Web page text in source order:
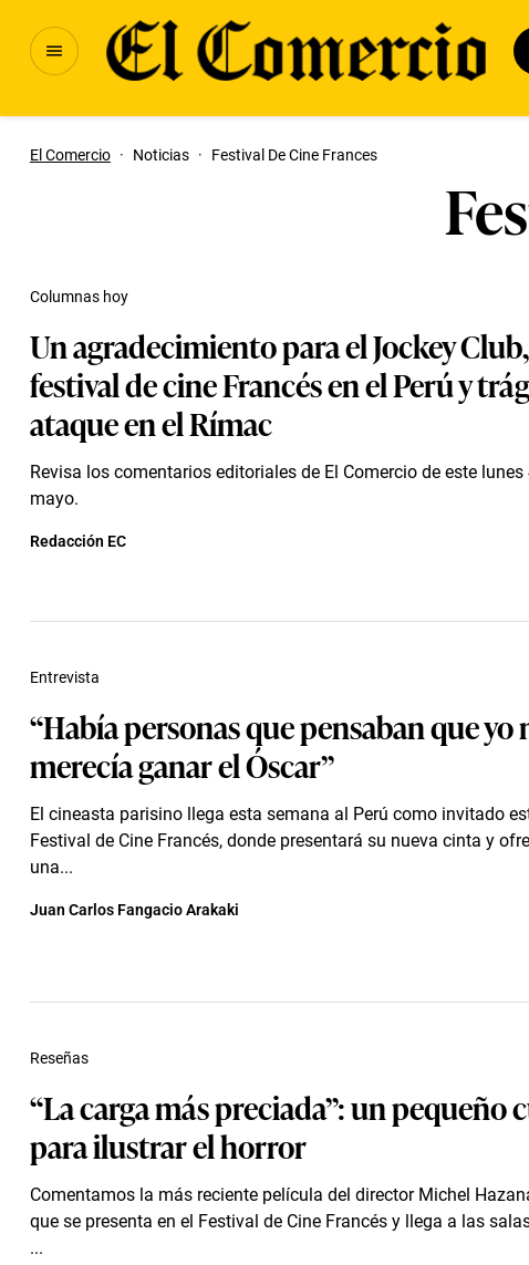
El Comercio · Noticias · Festival De Cine Frances
Un agradecimiento para el Jockey Club,
festival de cine Francés en el Perú y
ataque en el Rímac
Revisa los comentarios editoriales de El Comercio de este lunes
mayo.
Columnas hoy
Redacción EC
“Había personas que pensaban que yo
merecía ganar el Óscar”
El cineasta parisino llega esta semana al Perú como invitado
Festival de Cine Francés, donde presentará su nueva cinta y
una...
Entrevista
Juan Carlos Fangacio Arakaki
“La carga más preciada”: un pequeño
para ilustrar el horror
Comentamos la más reciente película del director Michel
que se presenta en el Festival de Cine Francés y llega a las
...
Reseñas